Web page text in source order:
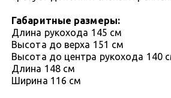
Габаритные размеры:
Длина рукохода 145 см
Высота до верха 151 см
Высота до центра рукохода 140
Длина 148 см
Ширина 116 см